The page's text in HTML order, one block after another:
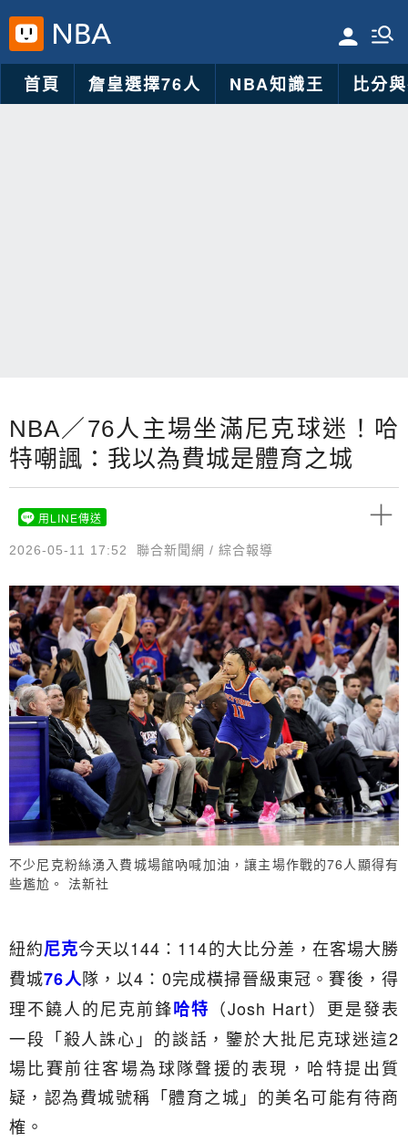
首頁 詹皇選擇76人 NBA知識王 比分
NBA／76人主場坐滿尼克球迷！哈
特嘲諷：我以為費城是體育之城
2026-05-11 17:52 聯合新聞網 / 綜合報導
用LINE傳送
不少尼克粉絲湧入費城場館吶喊加油，讓主場作戰的76人顯得有
些尷尬。 法新社
紐約尼克今天以144：114的大比分差，在客場大勝
費城76人隊，以4：0完成橫掃晉級東冠。賽後，得
理不饒人的尼克前鋒哈特 （Josh Hart）更是發表
一段「殺人誅心」的談話，鑒於大批尼克球迷這2
場比賽前往客場為球隊聲援的表現，哈特提出質
疑，認為費城號稱「體育之城」的美名可能有待商
榷。